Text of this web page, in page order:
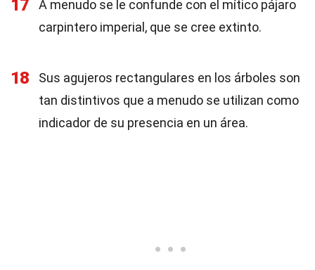
17
A menudo se le confunde con el mítico pájaro
carpintero imperial, que se cree extinto.
18
Sus agujeros rectangulares en los árboles son
tan distintivos que a menudo se utilizan como
indicador de su presencia en un área.